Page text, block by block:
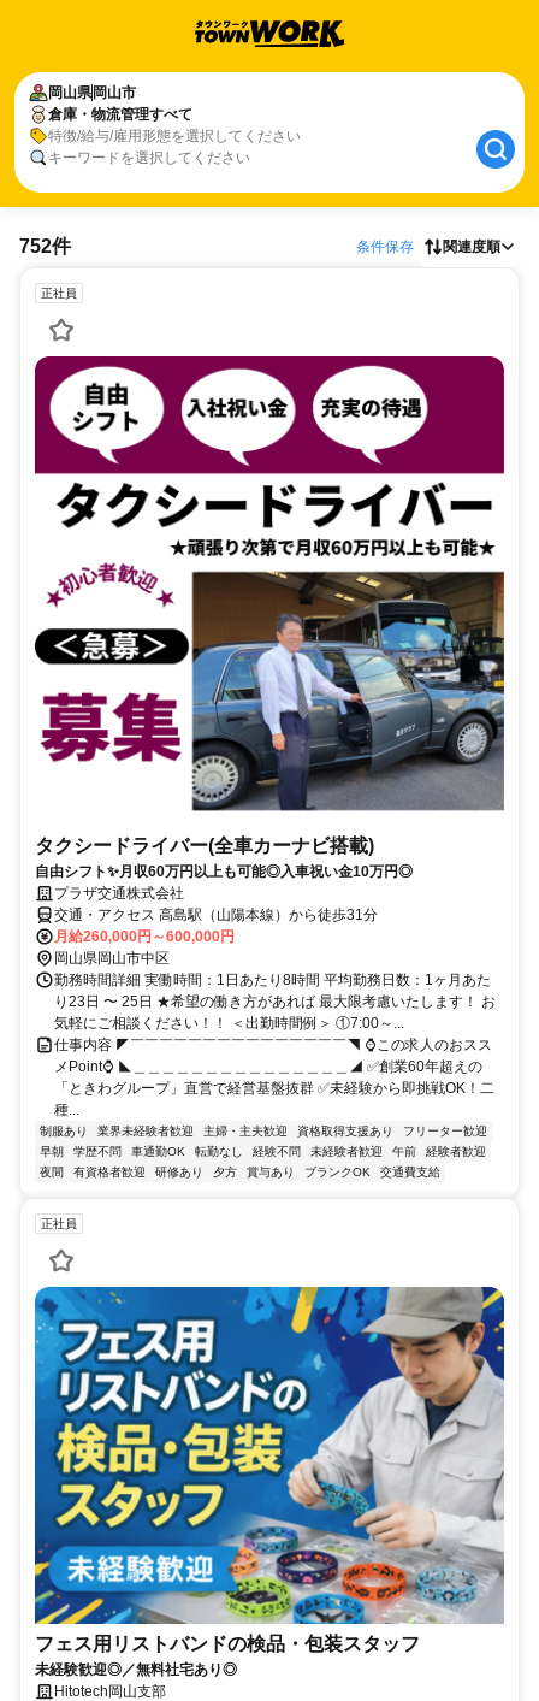
岡山県 岡山市
倉庫・物流管理すべて
特徴/給与/雇用形態を選択してください
キーワードを選択してください
752件 条件保存 関連度順
正社員
タクシードライバー(全車カーナビ搭載)
自由シフト✨月収60万円以上も可能◎入車祝い金10万円◎
プラザ交通株式会社
交通・アクセス 高島駅（山陽本線）から徒歩31分
月給260,000円～600,000円
岡山県岡山市中区
勤務時間詳細 実働時間：1日あたり8時間 平均勤務日数：1ヶ月あた
り23日 〜 25日 ★希望の働き方があれば 最大限考慮いたします！ お
気軽にご相談ください！！ ＜出勤時間例＞ ①7:00～...
仕事内容 ◤￣￣￣￣￣￣￣￣￣￣￣￣￣￣￣◥ ⌚この求人のおスス
メPoint⌚ ◣＿＿＿＿＿＿＿＿＿＿＿＿＿＿＿◢ ✅創業60年超えの
「ときわグループ」直営で経営基盤抜群 ✅未経験から即挑戦OK！二
種...
制服あり 業界未経験者歓迎 主婦・主夫歓迎 資格取得支援あり
フリーター歓迎
早朝
学歴不問 車通勤OK 転勤なし 経験不問 未経験者歓迎 午前
経験者歓迎
夜間
有資格者歓迎 研修あり 夕方 賞与あり ブランクOK 交通費支給
正社員
フェス用リストバンドの検品・包装スタッフ
未経験歓迎◎／無料社宅あり◎
Hitotech岡山支部